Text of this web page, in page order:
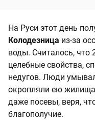
На Руси этот день
Колодезница из-за
воды. Считалось, что
целебные свойства,
недугов. Люди
окропляли ею
даже посевы, веря,
благополучие. ​